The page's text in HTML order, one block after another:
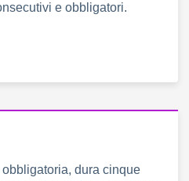
e obbligatori.
dura cinque